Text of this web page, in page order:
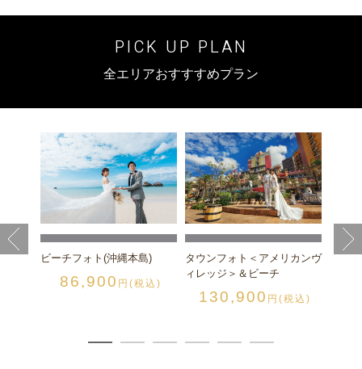
PICK UP PLAN
全エリアおすすすめプラン
込)
ビーチフォト(沖縄本島)
86,900 円(税込)
タウンフォト＜アメリカンヴ
ィレッジ＞＆ビーチ
130,900 円(税込)
チャ